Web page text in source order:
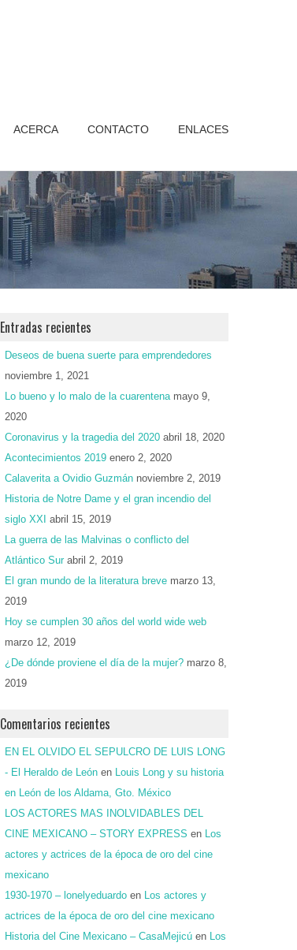
ACERCA CONTACTO ENLACES
Entradas recientes
Deseos de buena suerte para emprendedores
noviembre 1, 2021
Lo bueno y lo malo de la cuarentena mayo 9,
2020
Coronavirus y la tragedia del 2020 abril 18, 2020
Acontecimientos 2019 enero 2, 2020
Calaverita a Ovidio Guzmán noviembre 2, 2019
Historia de Notre Dame y el gran incendio del
siglo XXI abril 15, 2019
La guerra de las Malvinas o conflicto del
Atlántico Sur abril 2, 2019
El gran mundo de la literatura breve marzo 13,
2019
Hoy se cumplen 30 años del world wide web
marzo 12, 2019
¿De dónde proviene el día de la mujer? marzo 8,
2019
Comentarios recientes
EN EL OLVIDO EL SEPULCRO DE LUIS LONG
- El Heraldo de León en Louis Long y su historia
en León de los Aldama, Gto. México
LOS ACTORES MAS INOLVIDABLES DEL
CINE MEXICANO – STORY EXPRESS en Los
actores y actrices de la época de oro del cine
mexicano
1930-1970 – lonelyeduardo en Los actores y
actrices de la época de oro del cine mexicano
Historia del Cine Mexicano – CasaMejicú en Los